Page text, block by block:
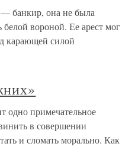
— банкир, она не была
вороной. Ее арест мог
карающей силой
одно примечательное
в совершении
и сломать морально. Как